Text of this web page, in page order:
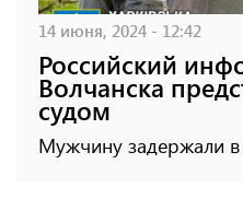
14 июня, 2024 - 12:42
Российский
Волчанска
судом
Мужчину задержали